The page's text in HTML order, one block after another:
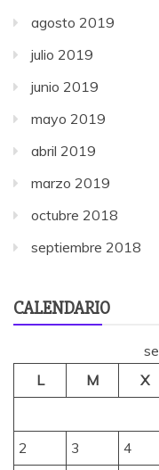
agosto 2019
julio 2019
junio 2019
mayo 2019
abril 2019
marzo 2019
octubre 2018
septiembre 2018
CALENDARIO
L
M X
2
3 4